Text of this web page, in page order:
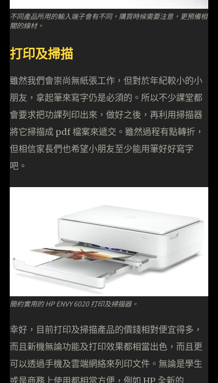
不同產品所用的輸入端子會有不同，購買時候需要注意，更預備相
關的線材。
打印及掃描
雖然我們會崇尚無紙張工作，但對於年紀較小的小
朋友，拿起筆來寫字仍是必須的。所以不少課堂都
會要求把功課列印出來，做好之後，再利用掃描器
將它掃描成 pdf 檔案來遞交。雖然過程有點轉折，
但相信家長們也希望小朋友至少能用筆好好寫字
吧。
簡約實用的 HP ENVY 6020 打印及掃描器。
幸好，目前打印及掃描產品的價錢相對便宜得多，
而且新機無論功能及打印效果都相當出色，而且更
可以透過手機及雲端網絡來列印文件。無論是學生